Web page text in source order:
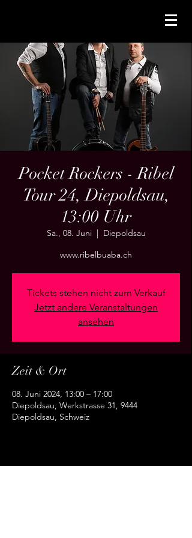
Pocket Rockers - Ribel
Tour 24, Diepoldsau,
13:00 Uhr
Sa., 08. Juni
  |
Diepoldsau
www.ribelbuaba.ch
Tickets stehen nicht zum Verkauf
Jetzt andere Veranstaltungen
ansehen
Zeit & Ort
08. Juni 2024, 13:00 – 17:00
Diepoldsau, Werkstrasse 31, 9444
Diepoldsau, Schweiz